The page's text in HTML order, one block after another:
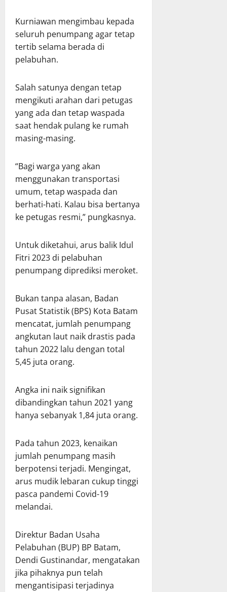
Kurniawan mengimbau kepada
seluruh penumpang agar tetap
tertib selama berada di
pelabuhan.
Salah satunya dengan tetap
mengikuti arahan dari petugas
yang ada dan tetap waspada
saat hendak pulang ke rumah
masing-masing.
“Bagi warga yang akan
menggunakan transportasi
umum, tetap waspada dan
berhati-hati. Kalau bisa bertanya
ke petugas resmi,” pungkasnya.
Untuk diketahui, arus balik Idul
Fitri 2023 di pelabuhan
penumpang diprediksi meroket.
Bukan tanpa alasan, Badan
Pusat Statistik (BPS) Kota Batam
mencatat, jumlah penumpang
angkutan laut naik drastis pada
tahun 2022 lalu dengan total
5,45 juta orang.
Angka ini naik signifikan
dibandingkan tahun 2021 yang
hanya sebanyak 1,84 juta orang.
Pada tahun 2023, kenaikan
jumlah penumpang masih
berpotensi terjadi. Mengingat,
arus mudik lebaran cukup tinggi
pasca pandemi Covid-19
melandai.
Direktur Badan Usaha
Pelabuhan (BUP) BP Batam,
Dendi Gustinandar, mengatakan
jika pihaknya pun telah
mengantisipasi terjadinya